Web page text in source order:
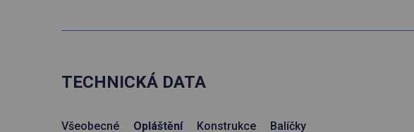
TECHNICKÁ DATA
Všeobecné Opláštění Konstrukce Balíčky